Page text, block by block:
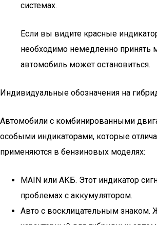
системах.
Если вы видите красные
необходимо немедленно принять
автомобиль может остановиться.
Индивидуальные обозначения на
Автомобили с комбинированными
особыми индикаторами, которые
применяются в бензиновых моделях:
MAIN или АКБ. Этот индикатор
проблемах с аккумулятором.
Авто с восклицательным знаком.